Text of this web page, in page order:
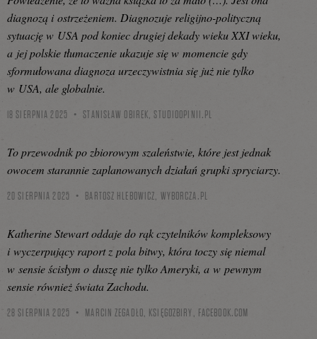
diagnozą i ostrzeżeniem. Diagnozuje religijno-polityczną
sytuację w USA pod koniec drugiej dekady wieku XXI wieku,
a jej polskie tłumaczenie ukazuje się w momencie gdy
sformułowana diagnoza urzeczywistnia się już nie tylko
w USA, ale globalnie.
18 SIERPNIA 2025 STANISŁAW OBIREK,STUDIOOPINII.PL
To przewodnik po zbiorowym szaleństwie, które jest jednak
owocem starannie zaplanowanych działań grupki spryciarzy.
20 SIERPNIA 2025 BARTOSZ HLEBOWICZ, WYBORCZA.PL
Katherine Stewart oddaje do rąk czytelników kompleksowy
i wyczerpujący raport z pola bitwy, która toczy się niemal
w sensie ścisłym o duszę nie tylko Ameryki, a w pewnym
sensie również świata Zachodu.
28 SIERPNIA 2025 MARCIN ZEGADŁO, KSIĘGOZBIRY, FACEBOOK.COM